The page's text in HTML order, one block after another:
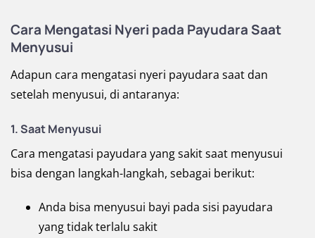
Cara Mengatasi Nyeri pada Payudara Saat
Menyusui
Adapun cara mengatasi nyeri payudara saat dan
setelah menyusui, di antaranya:
1. Saat Menyusui
Cara mengatasi payudara yang sakit saat menyusui
bisa dengan langkah-langkah, sebagai berikut:
Anda bisa menyusui bayi pada sisi payudara
yang tidak terlalu sakit